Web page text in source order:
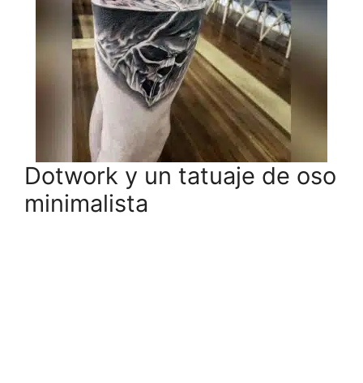
Dotwork y un tatuaje de oso
minimalista